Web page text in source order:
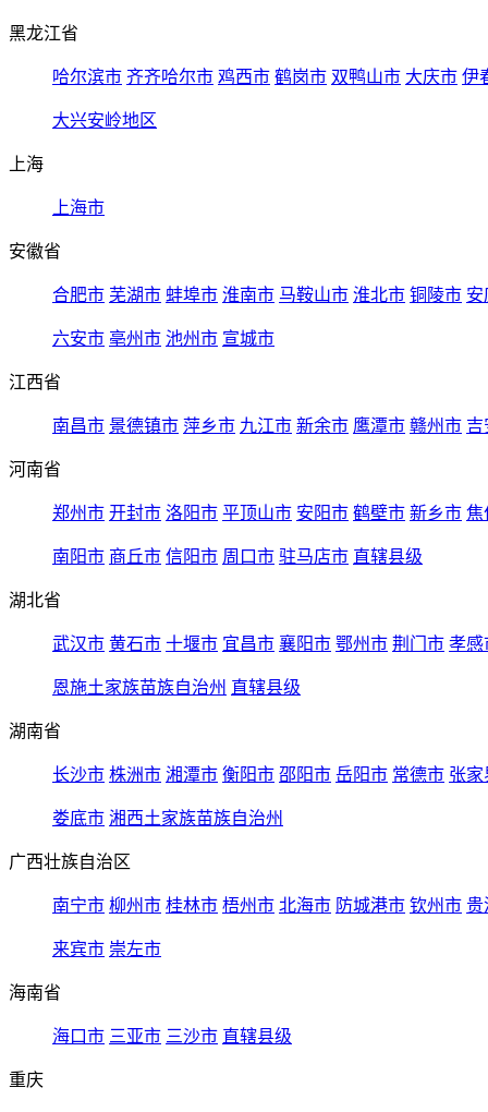
黑龙江省
哈尔滨市 齐齐哈尔市 鸡西市 鹤岗市 双鸭山市 大庆市 伊
大兴安岭地区
上海
上海市
安徽省
合肥市 芜湖市 蚌埠市 淮南市 马鞍山市 淮北市 铜陵市 安
六安市 亳州市 池州市 宣城市
江西省
南昌市 景德镇市 萍乡市 九江市 新余市 鹰潭市 赣州市 吉
河南省
郑州市 开封市 洛阳市 平顶山市 安阳市 鹤壁市 新乡市 焦
南阳市 商丘市 信阳市 周口市 驻马店市 直辖县级
湖北省
武汉市 黄石市 十堰市 宜昌市 襄阳市 鄂州市 荆门市 孝感
恩施土家族苗族自治州 直辖县级
湖南省
长沙市 株洲市 湘潭市 衡阳市 邵阳市 岳阳市 常德市 张家
娄底市 湘西土家族苗族自治州
广西壮族自治区
南宁市 柳州市 桂林市 梧州市 北海市 防城港市 钦州市 贵
来宾市 崇左市
海南省
海口市 三亚市 三沙市 直辖县级
重庆